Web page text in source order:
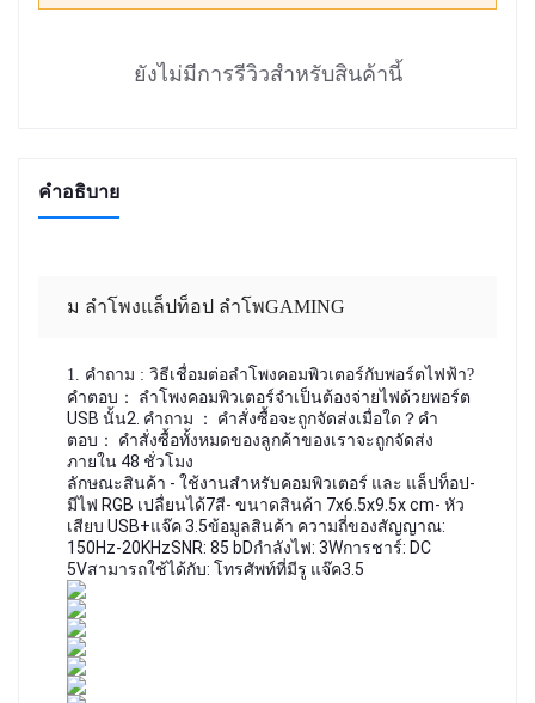
ยังไม่มีการรีวิวสำหรับสินค้านี้
คำอธิบาย
ม ลำโพงแล็ปท็อป ลำโพGAMING
1. คำถาม : วิธีเชื่อมต่อลำโพงคอมพิวเตอร์กับพอร์ตไฟฟ้า?
คำตอบ： ลำโพงคอมพิวเตอร์จำเป็นต้องจ่ายไฟด้วยพอร์ต
USB นั้น2. คำถาม ： คำสั่งซื้อจะถูกจัดส่งเมื่อใด？ คำ
ตอบ： คำสั่งซื้อทั้งหมดของลูกค้าของเราจะถูกจัดส่ง
ภายใน 48 ชั่วโมง
ลักษณะสินค้า - ใช้งานสำหรับคอมพิวเตอร์ และ แล็ปท็อป-
มีไฟ RGB เปลื่ยนได้7สี- ขนาดสินค้า 7x6.5x9.5x cm- หัว
เสียบ USB+แจ๊ค 3.5ข้อมูลสินค้า ความถี่ของสัญญาณ:
150Hz-20KHzSNR: 85 bDกำลังไฟ: 3Wการชาร์: DC
5Vสามารถใช้ได้กับ: โทรศัพท์ที่มีรู แจ๊ค3.5